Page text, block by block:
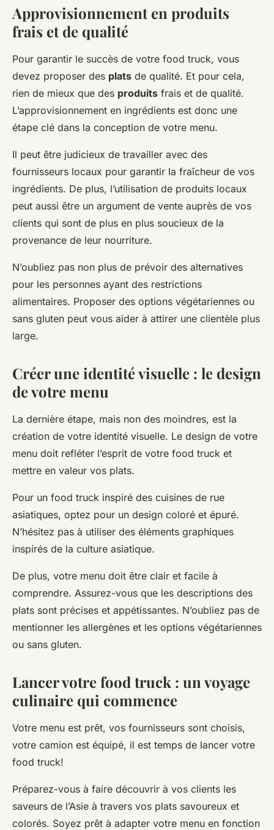
Approvisionnement en produits
frais et de qualité
Pour garantir le succès de votre food truck, vous
devez proposer des plats de qualité. Et pour cela,
rien de mieux que des produits frais et de qualité.
L’approvisionnement en ingrédients est donc une
étape clé dans la conception de votre menu.
Il peut être judicieux de travailler avec des
fournisseurs locaux pour garantir la fraîcheur de vos
ingrédients. De plus, l’utilisation de produits locaux
peut aussi être un argument de vente auprès de vos
clients qui sont de plus en plus soucieux de la
provenance de leur nourriture.
N’oubliez pas non plus de prévoir des alternatives
pour les personnes ayant des restrictions
alimentaires. Proposer des options végétariennes ou
sans gluten peut vous aider à attirer une clientèle plus
large.
Créer une identité visuelle : le design
de votre menu
La dernière étape, mais non des moindres, est la
création de votre identité visuelle. Le design de votre
menu doit refléter l’esprit de votre food truck et
mettre en valeur vos plats.
Pour un food truck inspiré des cuisines de rue
asiatiques, optez pour un design coloré et épuré.
N’hésitez pas à utiliser des éléments graphiques
inspirés de la culture asiatique.
De plus, votre menu doit être clair et facile à
comprendre. Assurez-vous que les descriptions des
plats sont précises et appétissantes. N’oubliez pas de
mentionner les allergènes et les options végétariennes
ou sans gluten.
Lancer votre food truck : un voyage
culinaire qui commence
Votre menu est prêt, vos fournisseurs sont choisis,
votre camion est équipé, il est temps de lancer votre
food truck!
Préparez-vous à faire découvrir à vos clients les
saveurs de l’Asie à travers vos plats savoureux et
colorés. Soyez prêt à adapter votre menu en fonction